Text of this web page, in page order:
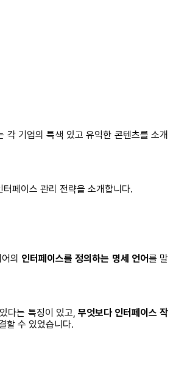
기업의 특색 있고 유익한 콘텐츠를 소개
페이스 관리 전략을 소개합니다.
의 인터페이스를 정의하는 명세 언어를 말
다는 특징이 있고, 무엇보다 인터페이스 작
할 수 있었습니다.